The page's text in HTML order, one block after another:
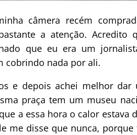
câmera recém
a atenção.
que eu era um
cobrindo nada por ali.
e depois achei melhor
praça tem um museu
a essa hora o calor estava
me disse que nunca,